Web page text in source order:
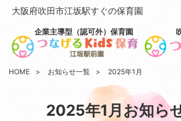
大阪府吹田市江坂駅すぐの保育園
企業主導型（認可外）保育園
HOME お知らせ一覧 2025年1月
2025年1月お知ら